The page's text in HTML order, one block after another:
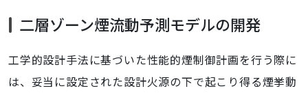
二層ゾーン煙流動予測モデルの開発
工学的設計手法に基づいた性能的煙制御計画を行う際に
は、妥当に設定された設計火源の下で起こり得る煙挙動